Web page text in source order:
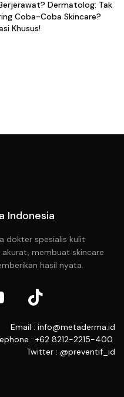
Dermatolog: Tak
Coba-Coba Skincare?
Khusus!
Indonesia
dokter spesialis kulit
membuat skincare
hasil nyata.
Email : info@metaderma.id
: +62 8212-2215-400
Twitter : @preventif_id